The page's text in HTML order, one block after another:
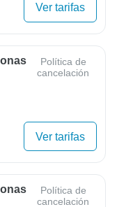
Ver tarifas
Política de
cancelación
Ver tarifas
Política de
cancelación